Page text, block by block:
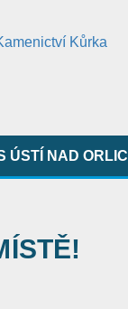
ÚSTÍ NAD ORLICÍ